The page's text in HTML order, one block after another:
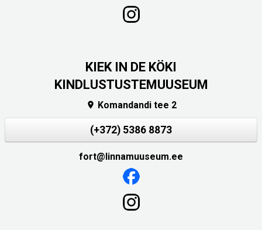
KIEK IN DE KÖKI
KINDLUSTUSTEMUUSEUM
 Komandandi tee 2
(+372) 5386 8873
fort@linnamuuseum.ee